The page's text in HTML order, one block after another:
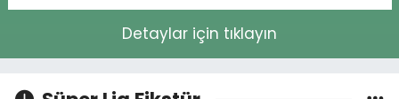
Detaylar için tıklayın